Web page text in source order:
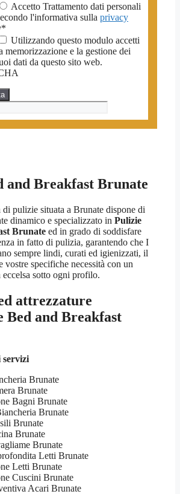
Accetto Trattamento dati personali
l'informativa sulla privacy
*
Utilizzando questo modulo accetti
memorizzazione e la gestione dei
dati da questo sito web.
and Breakfast Brunate
di pulizie situata a Brunate dispone di
dinamico e specializzato in Pulizie
Brunate ed in grado di soddisfare
in fatto di pulizia, garantendo che I
sempre lindi, curati ed igienizzati, il
vostre specifiche necessità con un
sotto ogni profilo.
attrezzature
Bed and Breakfast
servizi
Brunate
Brunate
Bagni Brunate
Brunate
Brunate
Brunate
Brunate
Letti Brunate
Letti Brunate
Cuscini Brunate
Acari Brunate